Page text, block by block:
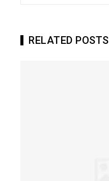
RELATED POSTS